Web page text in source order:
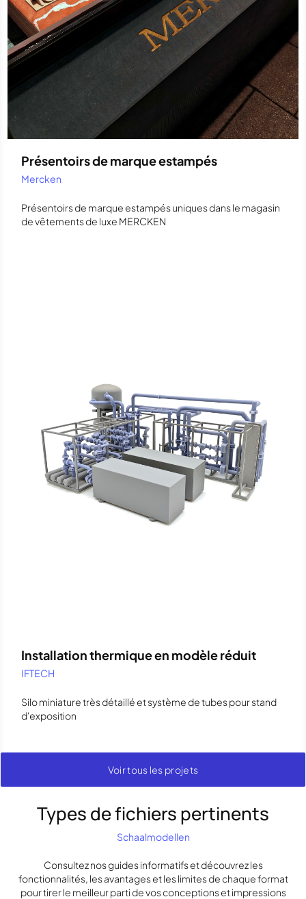
Présentoirs de marque estampés
Mercken
Présentoirs de marque estampés uniques dans le magasin
de vêtements de luxe MERCKEN
Installation thermique en modèle réduit
IFTECH
Silo miniature très détaillé et système de tubes pour stand
d'exposition
Voir tous les projets
Types de fichiers pertinents
Schaalmodellen
Consultez nos guides informatifs et découvrez les
fonctionnalités, les avantages et les limites de chaque format
pour tirer le meilleur parti de vos conceptions et impressions